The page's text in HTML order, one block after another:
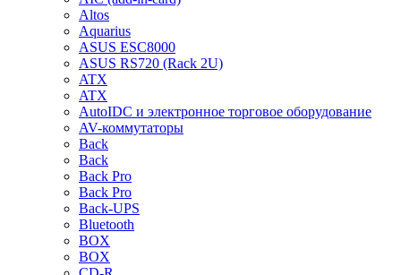
Altos
Aquarius
ASUS ESC8000
ASUS RS720 (Rack 2U)
ATX
ATX
AutoIDC и электронное торговое оборудование
AV-коммутаторы
Back
Back
Back Pro
Back Pro
Back-UPS
Bluetooth
BOX
BOX